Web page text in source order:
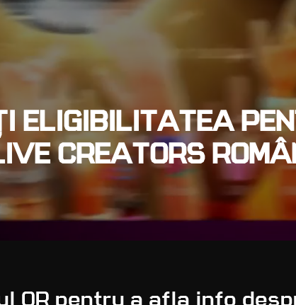
ELIGIBILITATEA
CREATORS
QR pentru a afla info